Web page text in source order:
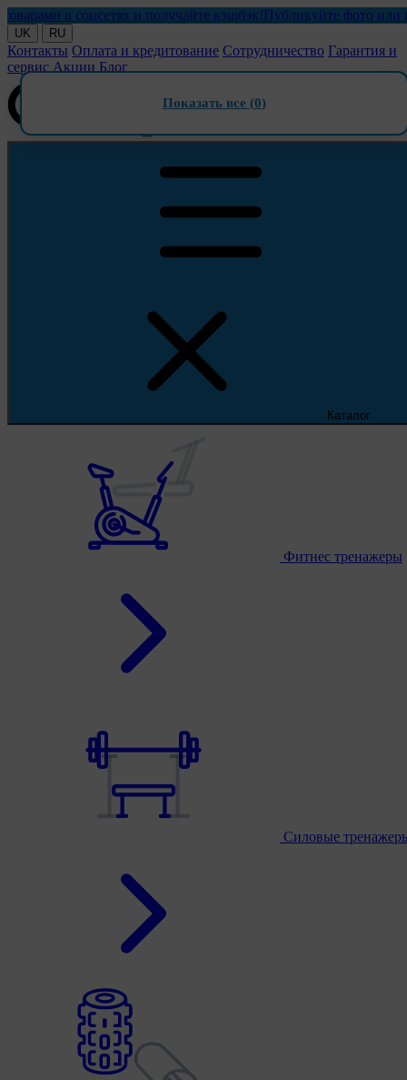
в соцсетях и получайте кэшбэк!Публикуйте фото или
UK RU
Контакты Оплата и кредитование Сотрудничество Гарантия и
сервис Акции Блог
Каталог
Фитнес тренажеры
Силовые
Показать все (0)